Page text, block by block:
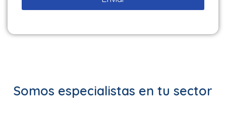
Somos especialistas en tu sector